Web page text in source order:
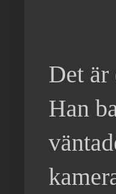
Det är
Han